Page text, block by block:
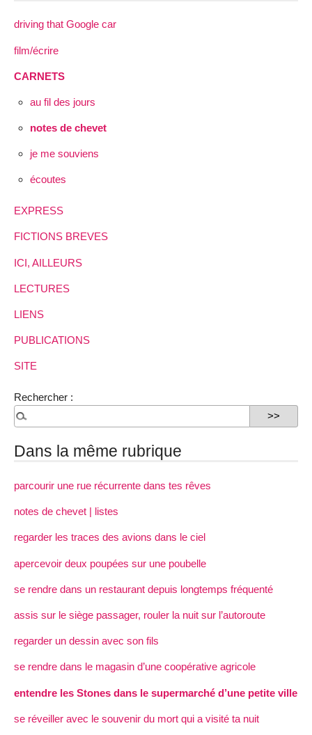
driving that Google car
film/écrire
CARNETS
au fil des jours
notes de chevet
je me souviens
écoutes
EXPRESS
FICTIONS BREVES
ICI, AILLEURS
LECTURES
LIENS
PUBLICATIONS
SITE
Rechercher :
Dans la même rubrique
parcourir une rue récurrente dans tes rêves
notes de chevet | listes
regarder les traces des avions dans le ciel
apercevoir deux poupées sur une poubelle
se rendre dans un restaurant depuis longtemps fréquenté
assis sur le siège passager, rouler la nuit sur l’autoroute
regarder un dessin avec son fils
se rendre dans le magasin d’une coopérative agricole
entendre les Stones dans le supermarché d’une petite ville
se réveiller avec le souvenir du mort qui a visité ta nuit